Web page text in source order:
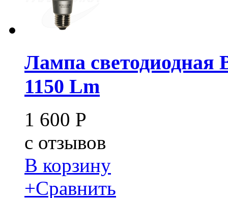
Лампа светодиодная
1150 Lm
1 600 Р
c отзывов
В корзину
+Сравнить